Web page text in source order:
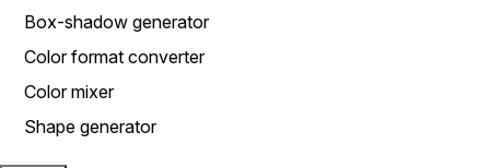
Box-shadow generator
Color format converter
Color mixer
Shape generator